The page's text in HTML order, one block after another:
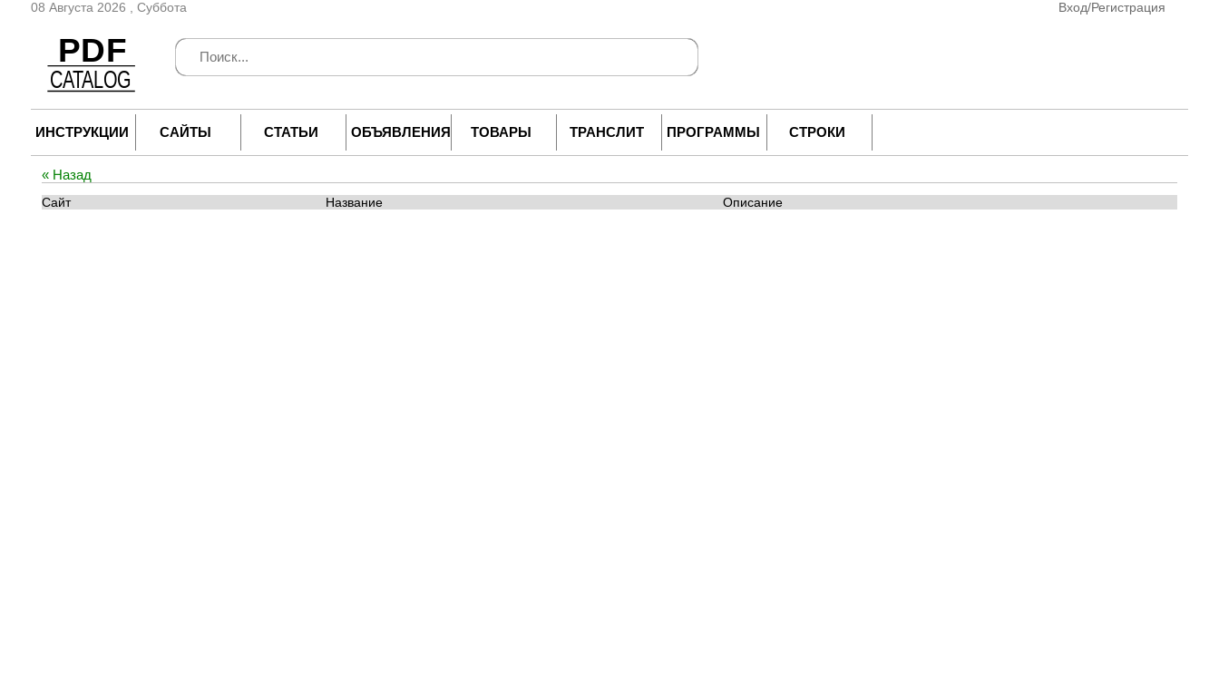
08 Августа 2026 , Суббота Вход/Регистрация
ИНСТРУКЦИИ САЙТЫ СТАТЬИ ОБЪЯВЛЕНИЯ ТОВАРЫ ТРАНСЛИТ ПРОГРАММЫ СТРОКИ
« Назад
Сайт Название Описание